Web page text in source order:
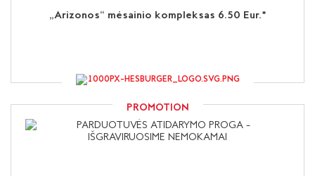
„Arizonos“ mėsainio kompleksas 6.50 Eur.*
PROMOTION